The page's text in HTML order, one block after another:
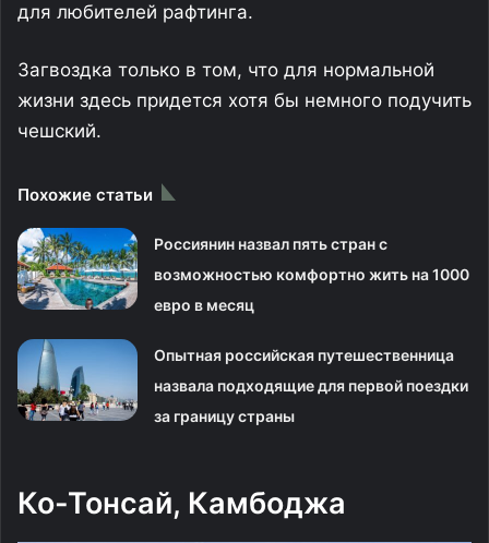
для любителей рафтинга.
Загвоздка только в том, что для нормальной
жизни здесь придется хотя бы немного подучить
чешский.
Похожие статьи
Россиянин назвал пять стран с
возможностью комфортно жить на 1000
евро в месяц
Опытная российская путешественница
назвала подходящие для первой поездки
за границу страны
Ко-Тонсай, Камбоджа